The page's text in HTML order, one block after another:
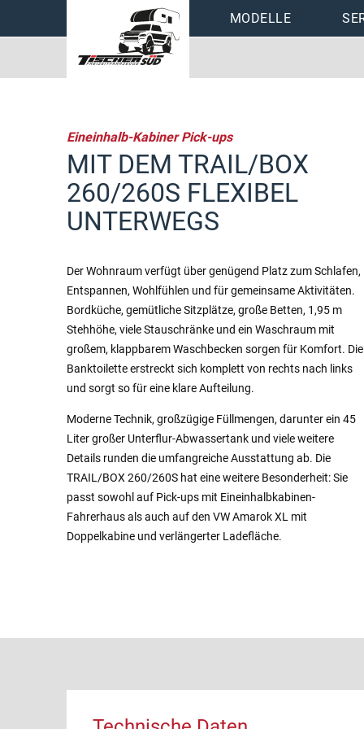
überspringen
MODELLE
Preislisten
Eineinhalb-Kabiner Pick-ups
MIT DEM TRAIL/BOX
260/260S FLEXIBEL
UNTERWEGS
Der Wohnraum verfügt über genügend Platz zum Schlafen,
Entspannen, Wohlfühlen und für gemeinsame Aktivitäten.
Bordküche, gemütliche Sitzplätze, große Betten, 1,95 m
Stehhöhe, viele Stauschränke und ein Waschraum mit
großem, klappbarem Waschbecken sorgen für Komfort. Die
Banktoilette erstreckt sich komplett von rechts nach links
und sorgt so für eine klare Aufteilung.
Moderne Technik, großzügige Füllmengen, darunter ein 45
Liter großer Unterflur-Abwassertank und viele weitere
Details runden die umfangreiche Ausstattung ab. Die
TRAIL/BOX 260/260S hat eine weitere Besonderheit: Sie
passt sowohl auf Pick-ups mit Eineinhalbkabinen-
Fahrerhaus als auch auf den VW Amarok XL mit
Doppelkabine und verlängerter Ladefläche.